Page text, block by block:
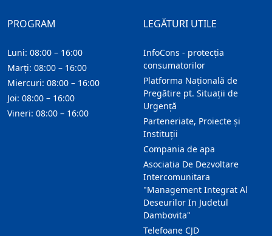
LEGĂTURI UTILE
InfoCons - protecția
consumatorilor
Platforma Națională de
Pregătire pt. Situații de
Urgență
Parteneriate, Proiecte și
Instituții
Compania de apa
Asociatia De Dezvoltare
Intercomunitara
"Management Integrat Al
Deseurilor In Judetul
Dambovita"
Telefoane CJD
PROGRAM
Luni: 08:00 – 16:00
Marți: 08:00 – 16:00
Miercuri: 08:00 – 16:00
Joi: 08:00 – 16:00
Vineri: 08:00 – 16:00